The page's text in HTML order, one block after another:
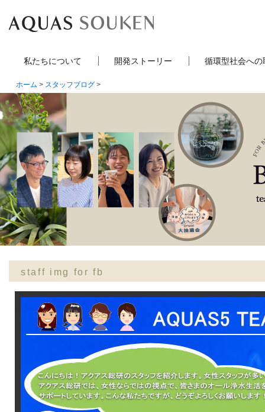
私たちについて 開発ストーリー 循環型社会への
ホーム > スタッフブログ >
staff img for fb